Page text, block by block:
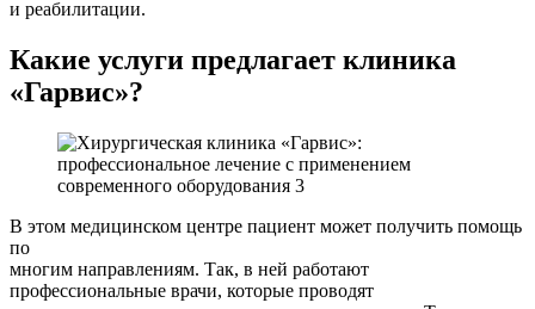
и реабилитации.
Какие услуги предлагает клиника
«Гарвис»?
В этом медицинском центре пациент может получить помощь
по
многим направлениям. Так, в ней работают
профессиональные врачи, которые проводят